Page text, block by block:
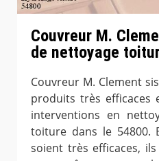
Couvreur M.
de nettoyage
Couvreur M. Clement
produits très efficaces
interventions en
toiture dans le 54800.
soient très efficaces,